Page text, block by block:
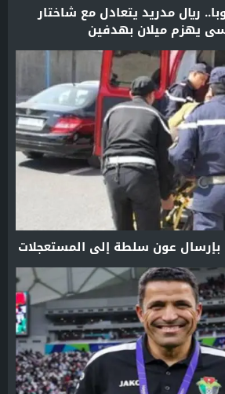
ريال مدريد يتعادل مع شاختار
يهزم ميلان بهدفين
عون سلطة إلى المستعجلات